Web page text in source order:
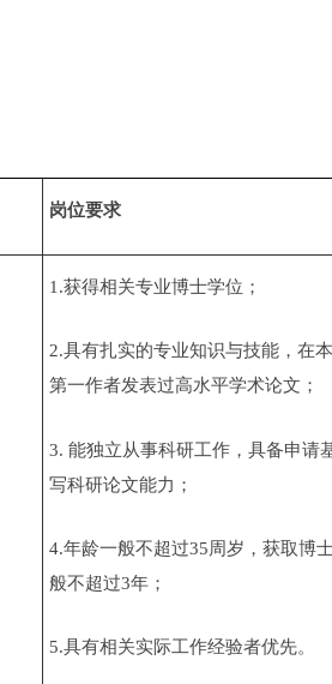
岗位要求
1.获得相关专业博士学位；
2.具有扎实的专业知识与技能，在
第一作者发表过高水平学术论文；
3. 能独立从事科研工作，具备申请
写科研论文能力；
4.年龄一般不超过35周岁，获取博
般不超过3年；
5.具有相关实际工作经验者优先。